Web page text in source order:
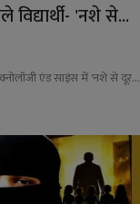
विद्यार्थी- 'नशे से...
एंड साइंस में 'नशे से दूर...